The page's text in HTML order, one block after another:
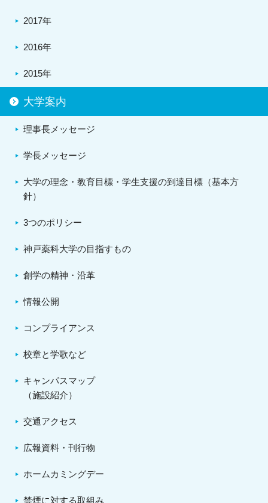
2017年
2016年
2015年
大学案内
理事長メッセージ
学長メッセージ
大学の理念・教育目標・学生支援の到達目標（基本方
針）
3つのポリシー
神戸薬科大学の目指すもの
創学の精神・沿革
情報公開
コンプライアンス
校章と学歌など
キャンパスマップ
（施設紹介）
交通アクセス
広報資料・刊行物
ホームカミングデー
禁煙に対する取組み